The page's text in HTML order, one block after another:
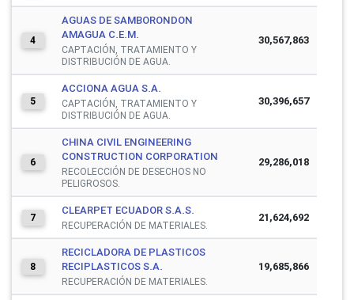
4
AGUAS DE SAMBORONDON
AMAGUA C.E.M.
CAPTACIÓN, TRATAMIENTO Y
DISTRIBUCIÓN DE AGUA.
30,567,863
5
ACCIONA AGUA S.A.
CAPTACIÓN, TRATAMIENTO Y
DISTRIBUCIÓN DE AGUA.
30,396,657
6
CHINA CIVIL ENGINEERING
CONSTRUCTION CORPORATION
RECOLECCIÓN DE DESECHOS NO
PELIGROSOS.
29,286,018
7
CLEARPET ECUADOR S.A.S.
RECUPERACIÓN DE MATERIALES.
21,624,692
8
RECICLADORA DE PLASTICOS
RECIPLASTICOS S.A.
RECUPERACIÓN DE MATERIALES.
19,685,866